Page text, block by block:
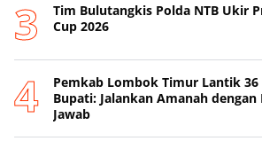
Tim Bulutangkis Polda NTB Ukir
Cup 2026
Pemkab Lombok Timur Lantik 36
Bupati: Jalankan Amanah dengan
Jawab